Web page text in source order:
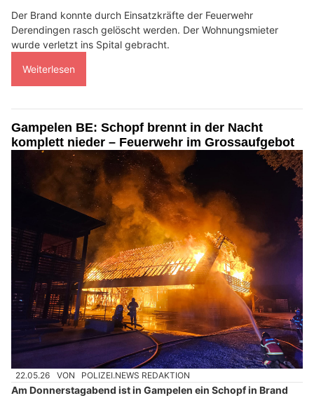
Der Brand konnte durch Einsatzkräfte der Feuerwehr
Derendingen rasch gelöscht werden. Der Wohnungsmieter
wurde verletzt ins Spital gebracht.
Weiterlesen
Gampelen BE: Schopf brennt in der Nacht
komplett nieder – Feuerwehr im Grossaufgebot
22.05.26 VON POLIZEI.NEWS REDAKTION
Am Donnerstagabend ist in Gampelen ein Schopf in Brand